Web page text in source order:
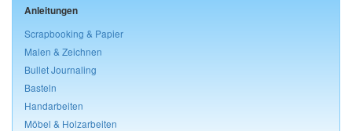
Anleitungen
Scrapbooking & Papier
Malen & Zeichnen
Bullet Journaling
Basteln
Handarbeiten
Möbel & Holzarbeiten